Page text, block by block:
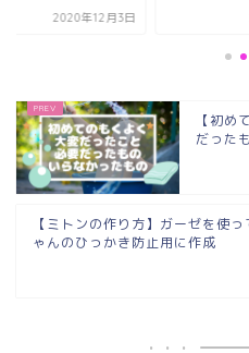
2020年12月3日
【初め
だった
【ミトンの作り方】ガーゼを使っ
ゃんのひっかき防止用に作成